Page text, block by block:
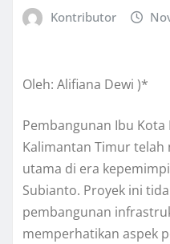
Kontributor
Oleh: Alifiana Dewi )*
Pembangunan Ibu Kota
Kalimantan Timur
utama di era
Subianto. Proyek ini
pembangunan
memperhatikan aspek